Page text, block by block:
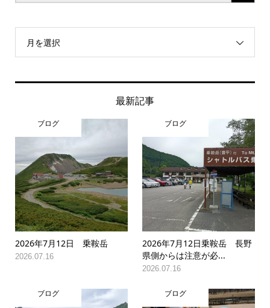
月を選択
最新記事
ブログ
2026年7月12日 乗鞍岳
2026.07.16
ブログ
2026年7月12日乗鞍岳 長野
県側からは注意が必...
2026.07.16
ブログ ブログ